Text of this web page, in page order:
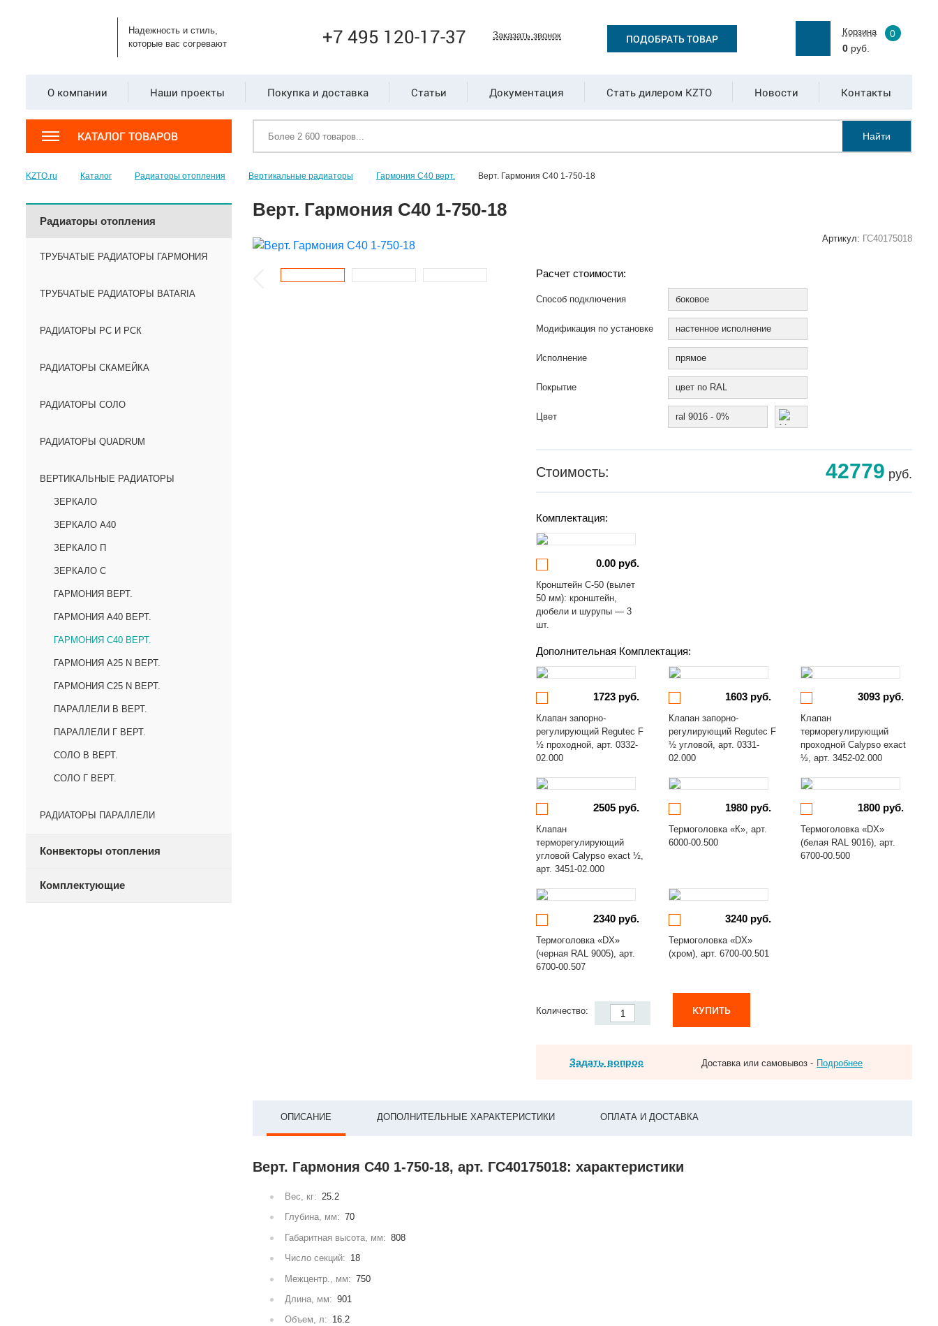
Надежность и стиль,
которые вас согревают
+7 495 120-17-37 Заказать звонок ПОДОБРАТЬ ТОВАР
Корзина
0
0руб.
О компании Наши проекты Покупка и доставка Статьи Документация Стать дилером KZTO Новости Контакты
КАТАЛОГ ТОВАРОВ Найти
KZTO.ru Каталог Радиаторы отопления Вертикальные радиаторы Гармония С40 верт. Верт. Гармония С40 1-750-18
Радиаторы отопления
ТРУБЧАТЫЕ РАДИАТОРЫ ГАРМОНИЯ
ТРУБЧАТЫЕ РАДИАТОРЫ BATARIA
РАДИАТОРЫ РС И РСК
РАДИАТОРЫ СКАМЕЙКА
РАДИАТОРЫ СОЛО
РАДИАТОРЫ QUADRUM
ВЕРТИКАЛЬНЫЕ РАДИАТОРЫ
ЗЕРКАЛО
ЗЕРКАЛО А40
ЗЕРКАЛО П
ЗЕРКАЛО С
ГАРМОНИЯ ВЕРТ.
ГАРМОНИЯ А40 ВЕРТ.
ГАРМОНИЯ С40 ВЕРТ.
ГАРМОНИЯ А25 N ВЕРТ.
ГАРМОНИЯ С25 N ВЕРТ.
ПАРАЛЛЕЛИ В ВЕРТ.
ПАРАЛЛЕЛИ Г ВЕРТ.
СОЛО В ВЕРТ.
СОЛО Г ВЕРТ.
РАДИАТОРЫ ПАРАЛЛЕЛИ
Конвекторы отопления
Комплектующие
Верт. Гармония С40 1-750-18
Артикул: ГС40175018
Расчет стоимости:
Способ подключения боковое
Модификация по установке настенное исполнение
Исполнение прямое
Покрытие цвет по RAL
Цвет ral 9016 - 0%
Стоимость: 42779 руб.
Комплектация:
0.00 руб.
Кронштейн С-50 (вылет
50 мм): кронштейн,
дюбели и шурупы — 3
шт.
Дополнительная Комплектация:
1723 руб.
Клапан запорно-
регулирующий Regutec F
½ проходной, арт. 0332-
02.000
1603 руб.
Клапан запорно-
регулирующий Regutec F
½ угловой, арт. 0331-
02.000
3093 руб.
Клапан
терморегулирующий
проходной Calypso exact
½, арт. 3452-02.000
2505 руб.
Клапан
терморегулирующий
угловой Calypso exact ½,
арт. 3451-02.000
1980 руб.
Термоголовка «К», арт.
6000-00.500
1800 руб.
Термоголовка «DX»
(белая RAL 9016), арт.
6700-00.500
2340 руб.
Термоголовка «DX»
(черная RAL 9005), арт.
6700-00.507
3240 руб.
Термоголовка «DX»
(хром), арт. 6700-00.501
Количество: КУПИТЬ
Задать вопрос Доставка или самовывоз - Подробнее
ОПИСАНИЕ ДОПОЛНИТЕЛЬНЫЕ ХАРАКТЕРИСТИКИ ОПЛАТА И ДОСТАВКА
Верт. Гармония С40 1-750-18, арт. ГС40175018: характеристики
Вес, кг: 25.2
Глубина, мм: 70
Габаритная высота, мм: 808
Число секций: 18
Межцентр., мм: 750
Длина, мм: 901
Объем, л: 16.2